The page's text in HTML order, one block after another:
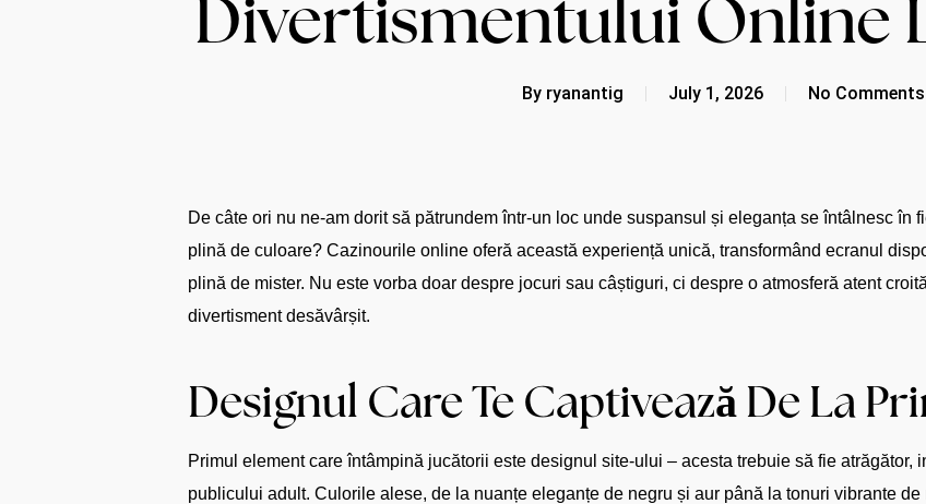
Divertismentului Online
By ryanantig July 1, 2026 No Comments
De câte ori nu ne-am dorit să pătrundem într-un loc unde suspansul și eleganța se întâlnesc în
plină de culoare? Cazinourile online oferă această experiență unică, transformând ecranul
plină de mister. Nu este vorba doar despre jocuri sau câștiguri, ci despre o atmosferă atent
divertisment desăvârșit.
Designul Care Te Captivează De La
Primul element care întâmpină jucătorii este designul site-ului – acesta trebuie să fie atrăgător,
publicului adult. Culorile alese, de la nuanțe eleganțe de negru și aur până la tonuri vibrante